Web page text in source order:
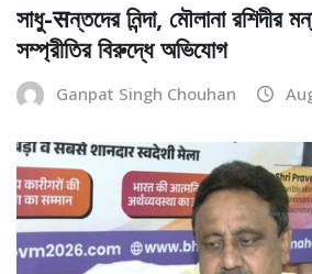
সাধু-सন্তদের নিন্দা, মৌলানা রশিদীর
সম্প্রীতির বিরুদ্ধে অভিযোগ
Ganpat Singh Chouhan